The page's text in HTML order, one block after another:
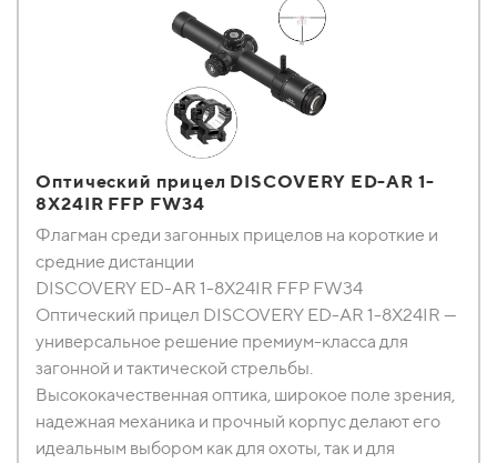
Оптический прицел DISCOVERY ED-AR 1-
8X24IR FFP FW34
Флагман среди загонных прицелов на короткие и
средние дистанции
DISCOVERY ED-AR 1-8X24IR FFP FW34
Оптический прицел DISCOVERY ED-AR 1-8X24IR —
универсальное решение премиум-класса для
загонной и тактической стрельбы.
Высококачественная оптика, широкое поле зрения,
надежная механика и прочный корпус делают его
идеальным выбором как для охоты, так и для